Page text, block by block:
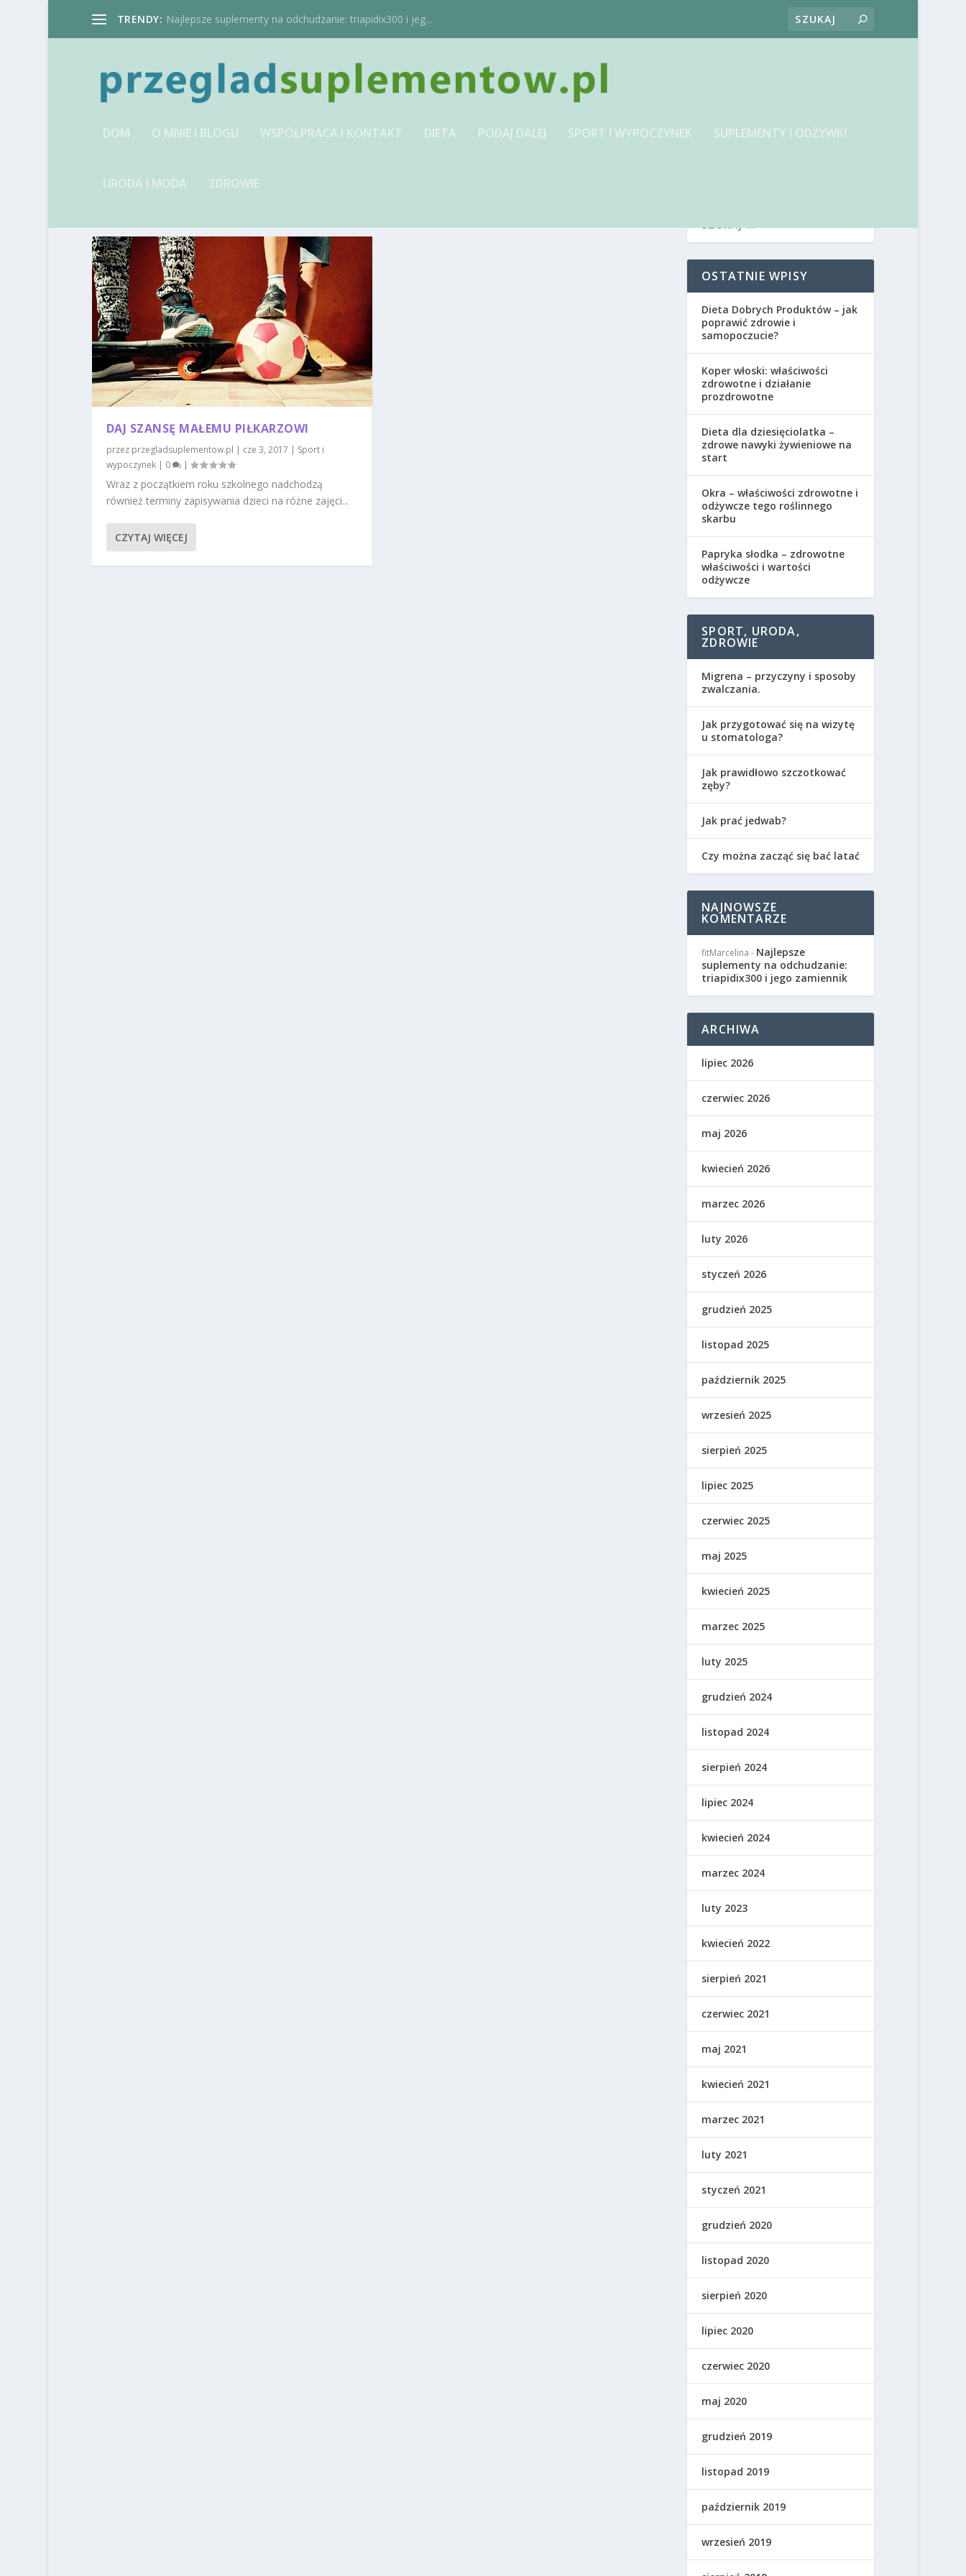
TRENDY: Najlepsze suplementy na odchudzanie: triapidix300 i jeg...
DOM O MNIE I BLOGU WSPÓŁPRACA I KONTAKT DIETA PODAJ DALEJ SPORT I WYPOCZYNEK SUPLEMENTY I ODŻYWKI
URODA I MODA ZDROWIE
DAJ SZANSĘ MAŁEMU PIŁKARZOWI
przez przegladsuplementow.pl | cze 3, 2017 | Sport i
wypoczynek| 0 |
Wraz z początkiem roku szkolnego nadchodzą
również terminy zapisywania dzieci na różne zajęci...
CZYTAJ WIĘCEJ
OSTATNIE WPISY
Dieta Dobrych Produktów – jak
poprawić zdrowie i
samopoczucie?
Koper włoski: właściwości
zdrowotne i działanie
prozdrowotne
Dieta dla dziesięciolatka –
zdrowe nawyki żywieniowe na
start
Okra – właściwości zdrowotne i
odżywcze tego roślinnego
skarbu
Papryka słodka – zdrowotne
właściwości i wartości
odżywcze
SPORT, URODA,
ZDROWIE
Migrena – przyczyny i sposoby
zwalczania.
Jak przygotować się na wizytę
u stomatologa?
Jak prawidłowo szczotkować
zęby?
Jak prać jedwab?
Czy można zacząć się bać latać
NAJNOWSZE
KOMENTARZE
fitMarcelina - Najlepsze
suplementy na odchudzanie:
triapidix300 i jego zamiennik
ARCHIWA
lipiec 2026
czerwiec 2026
maj 2026
kwiecień 2026
marzec 2026
luty 2026
styczeń 2026
grudzień 2025
listopad 2025
październik 2025
wrzesień 2025
sierpień 2025
lipiec 2025
czerwiec 2025
maj 2025
kwiecień 2025
marzec 2025
luty 2025
grudzień 2024
listopad 2024
sierpień 2024
lipiec 2024
kwiecień 2024
marzec 2024
luty 2023
kwiecień 2022
sierpień 2021
czerwiec 2021
maj 2021
kwiecień 2021
marzec 2021
luty 2021
styczeń 2021
grudzień 2020
listopad 2020
sierpień 2020
lipiec 2020
czerwiec 2020
maj 2020
grudzień 2019
listopad 2019
październik 2019
wrzesień 2019